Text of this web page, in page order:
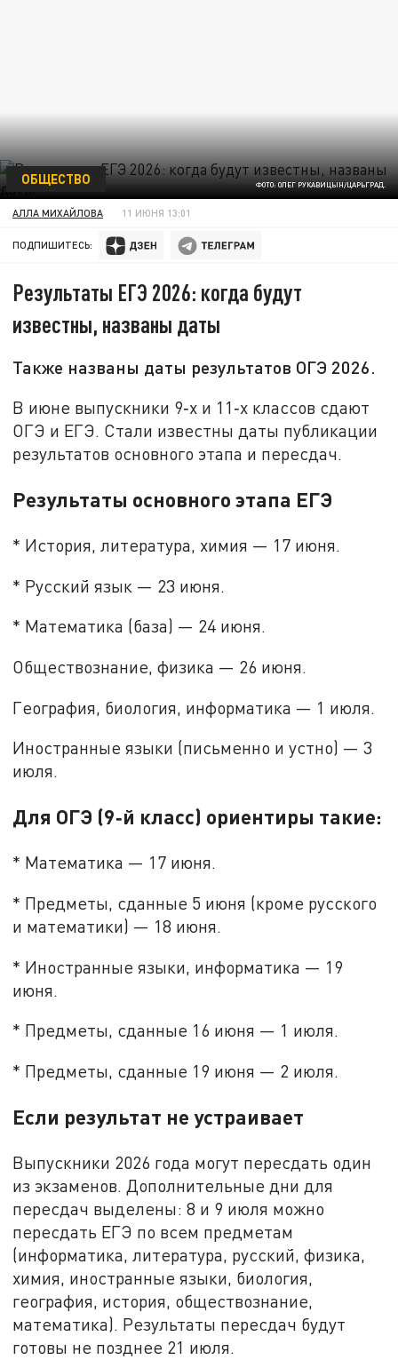
ФОТО: ОЛЕГ РУКАВИЦЫН/ЦАРЬГРАД.
ОБЩЕСТВО
АЛЛА МИХАЙЛОВА 11 ИЮНЯ 13:01
ПОДПИШИТЕСЬ:
Результаты ЕГЭ 2026: когда будут
известны, названы даты
Также названы даты результатов ОГЭ 2026.
В июне выпускники 9‑х и 11‑х классов сдают
ОГЭ и ЕГЭ. Стали известны даты публикации
результатов основного этапа и пересдач.
Результаты основного этапа ЕГЭ
* История, литература, химия — 17 июня.
* Русский язык — 23 июня.
* Математика (база) — 24 июня.
Обществознание, физика — 26 июня.
География, биология, информатика — 1 июля.
Иностранные языки (письменно и устно) — 3
июля.
Для ОГЭ (9‑й класс) ориентиры такие:
* Математика — 17 июня.
* Предметы, сданные 5 июня (кроме русского
и математики) — 18 июня.
* Иностранные языки, информатика — 19
июня.
* Предметы, сданные 16 июня — 1 июля.
* Предметы, сданные 19 июня — 2 июля.
Если результат не устраивает
Выпускники 2026 года могут пересдать один
из экзаменов. Дополнительные дни для
пересдач выделены: 8 и 9 июля можно
пересдать ЕГЭ по всем предметам
(информатика, литература, русский, физика,
химия, иностранные языки, биология,
география, история, обществознание,
математика). Результаты пересдач будут
готовы не позднее 21 июля.